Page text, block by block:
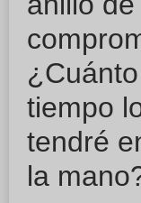
¿Cuánto
tiempo
tendré
la